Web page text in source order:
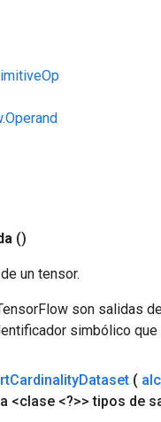
()
un tensor.
son salidas
simbólico
CardinalityDataset (
<clase <?>> tipos de